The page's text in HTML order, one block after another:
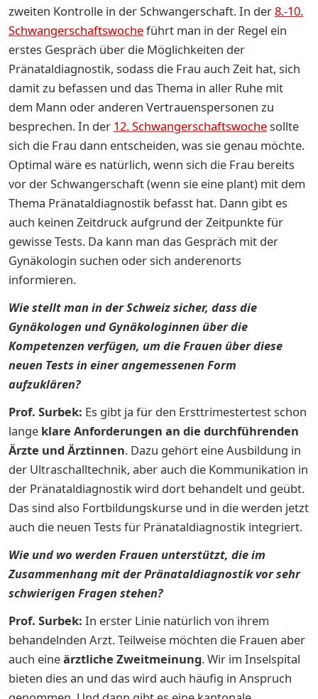
zweiten Kontrolle in der Schwangerschaft. In der8.-10.
Schwangerschaftswocheführt man in der Regel ein
erstes Gespräch über die Möglichkeiten der
Pränataldiagnostik, sodass die Frau auch Zeit hat, sich
damit zu befassen und das Thema in aller Ruhe mit
dem Mann oder anderen Vertrauenspersonen zu
besprechen. In der 12. Schwangerschaftswochesollte
sich die Frau dann entscheiden, was sie genau möchte.
Optimal wäre es natürlich, wenn sich die Frau bereits
vor der Schwangerschaft (wenn sie eine plant) mit dem
Thema Pränataldiagnostik befasst hat. Dann gibt es
auch keinen Zeitdruck aufgrund der Zeitpunkte für
gewisse Tests. Da kann man das Gespräch mit der
Gynäkologin suchen oder sich anderenorts
informieren.
Wie stellt man in der Schweiz sicher, dass die
Gynäkologen und Gynäkologinnen über die
Kompetenzen verfügen, um die Frauen über diese
neuen Tests in einer angemessenen Form
aufzuklären?
Prof. Surbek: Es gibt ja für den Ersttrimestertest schon
lange klare Anforderungen an die durchführenden
Ärzte und Ärztinnen. Dazu gehört eine Ausbildung in
der Ultraschalltechnik, aber auch die Kommunikation in
der Pränataldiagnostik wird dort behandelt und geübt.
Das sind also Fortbildungskurse und in die werden jetzt
auch die neuen Tests für Pränataldiagnostik integriert.
Wie und wo werden Frauen unterstützt, die im
Zusammenhang mit der Pränataldiagnostik vor sehr
schwierigen Fragen stehen?
Prof. Surbek: In erster Linie natürlich von ihrem
behandelnden Arzt. Teilweise möchten die Frauen aber
auch eineärztliche Zweitmeinung. Wir im Inselspital
bieten dies an und das wird auch häufig in Anspruch